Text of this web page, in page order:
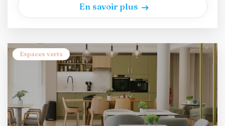
En savoir plus
Espaces verts